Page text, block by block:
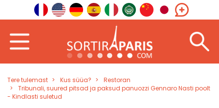
Tere tulemast Kus süüa?
Restoran
Tribunali, suured pitsad ja paksud panuozzi Gennaro Nasti poolt
- Kindlasti suletud